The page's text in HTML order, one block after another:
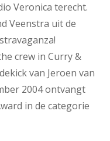
Veronica terecht.
Veenstra uit de
crew in Curry &
van Jeroen van
2004 ontvangt
in de categorie